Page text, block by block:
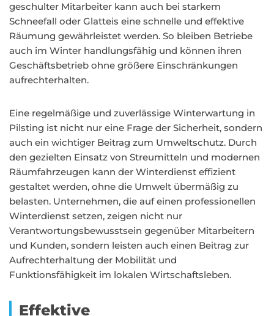
geschulter Mitarbeiter kann auch bei starkem
Schneefall oder Glatteis eine schnelle und effektive
Räumung gewährleistet werden. So bleiben Betriebe
auch im Winter handlungsfähig und können ihren
Geschäftsbetrieb ohne größere Einschränkungen
aufrechterhalten.
Eine regelmäßige und zuverlässige Winterwartung in
Pilsting ist nicht nur eine Frage der Sicherheit, sondern
auch ein wichtiger Beitrag zum Umweltschutz. Durch
den gezielten Einsatz von Streumitteln und modernen
Räumfahrzeugen kann der Winterdienst effizient
gestaltet werden, ohne die Umwelt übermäßig zu
belasten. Unternehmen, die auf einen professionellen
Winterdienst setzen, zeigen nicht nur
Verantwortungsbewusstsein gegenüber Mitarbeitern
und Kunden, sondern leisten auch einen Beitrag zur
Aufrechterhaltung der Mobilität und
Funktionsfähigkeit im lokalen Wirtschaftsleben.
Effektive